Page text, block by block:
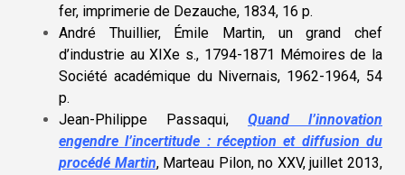
fer, imprimerie de Dezauche, 1834, 16 p.
André Thuillier, Émile Martin, un grand chef
d’industrie au XIXe s., 1794-1871 Mémoires de la
Société académique du Nivernais, 1962-1964, 54
p.
Jean-Philippe Passaqui, Quand l’innovation
engendre l’incertitude : réception et diffusion du
procédé Martin, Marteau Pilon, no XXV, juillet 2013,